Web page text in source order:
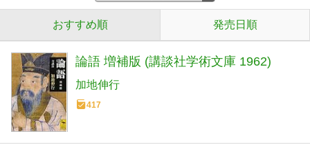
おすすめ順 発売日順
論語 増補版 (講談社学術文庫 1962)
加地伸行
417